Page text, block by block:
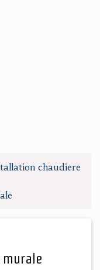
chaudiere
murale